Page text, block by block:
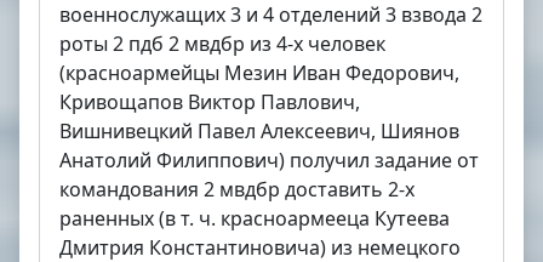
военнослужащих 3 и 4 отделений 3 взвода 2
роты 2 пдб 2 мвдбр из 4-х человек
(красноармейцы Мезин Иван Федорович,
Кривощапов Виктор Павлович,
Вишнивецкий Павел Алексеевич, Шиянов
Анатолий Филиппович) получил задание от
командования 2 мвдбр доставить 2-х
раненных (в т. ч. красноармееца Кутеева
Дмитрия Константиновича) из немецкого